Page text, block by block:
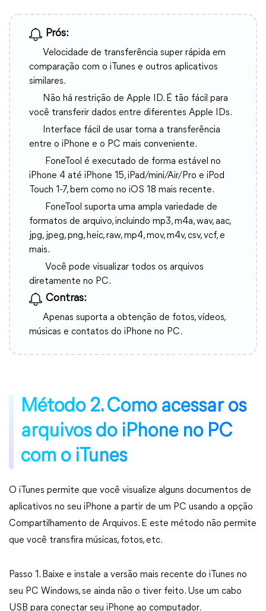
Prós:
Velocidade de transferência super rápida em
comparação com o iTunes e outros aplicativos
similares.
Não há restrição de Apple ID. É tão fácil para
você transferir dados entre diferentes Apple IDs.
Interface fácil de usar torna a transferência
entre o iPhone e o PC mais conveniente.
FoneTool é executado de forma estável no
iPhone 4 até iPhone 15, iPad/mini/Air/Pro e iPod
Touch 1-7, bem como no iOS 18 mais recente.
FoneTool suporta uma ampla variedade de
formatos de arquivo, incluindo mp3, m4a, wav, aac,
jpg, jpeg, png, heic, raw, mp4, mov, m4v, csv, vcf, e
mais.
Você pode visualizar todos os arquivos
diretamente no PC.
Contras:
Apenas suporta a obtenção de fotos, vídeos,
músicas e contatos do iPhone no PC.
Método 2. Como acessar os
arquivos do iPhone no PC
com o iTunes
O iTunes permite que você visualize alguns documentos de
aplicativos no seu iPhone a partir de um PC usando a opção
Compartilhamento de Arquivos. E este método não permite
que você transfira músicas, fotos, etc.
Passo 1. Baixe e instale a versão mais recente do iTunes no
seu PC Windows, se ainda não o tiver feito. Use um cabo
USB para conectar seu iPhone ao computador.